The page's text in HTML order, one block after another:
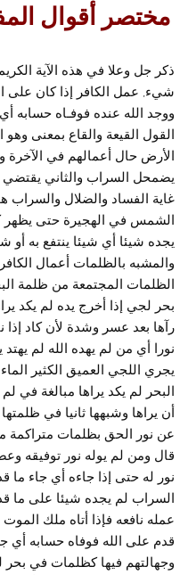
مختصر أقوال
ذكر جل وعلا في هذه الآية
شيء, عمل الكافر إذا كان على
ووجد الله عنده فوفـاه حسابه
القول القيعة والقاع بمعنى
الأرض حال أعمالهم في الآخرة
يضمحل السراب والثاني يقتضي
غاية الفساد والضلال
الشمس في الهجيرة حتى يظهر
يجده شيئا أي شيئا ينتفع به أو
والمشبه بالظلمات أعمال
الظلمات المجتمعة من ظلمة
بحر لجي إذا أخرج يده لم يكد
رآها بعد عسر وشدة لأن كاد إذا
نورا أي من لم يهده الله لم
يجري اللجي العميق الكثير
البحر لم يكد يراها مبالغة في
أن يراها وشبهها ثانيا في
عن نور الحق بظلمات متراكمة
قال ومن لم يوله نور توفيقه
نور له حتى إذا جاءه أي جاء ما
السراب لم يجده شيئا على ما
عمله نافعه فإذا أتاه ملك
قدم على الله فوفاه حسابه أي
وجهالتهم فيها كظلمات في